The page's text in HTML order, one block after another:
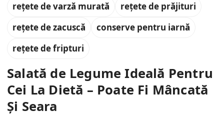
rețete de varză murată
rețete de prăjituri
rețete de zacuscă
conserve pentru iarnă
rețete de fripturi
Salată de Legume Ideală Pentru
Cei La Dietă – Poate Fi Mâncată
Și Seara